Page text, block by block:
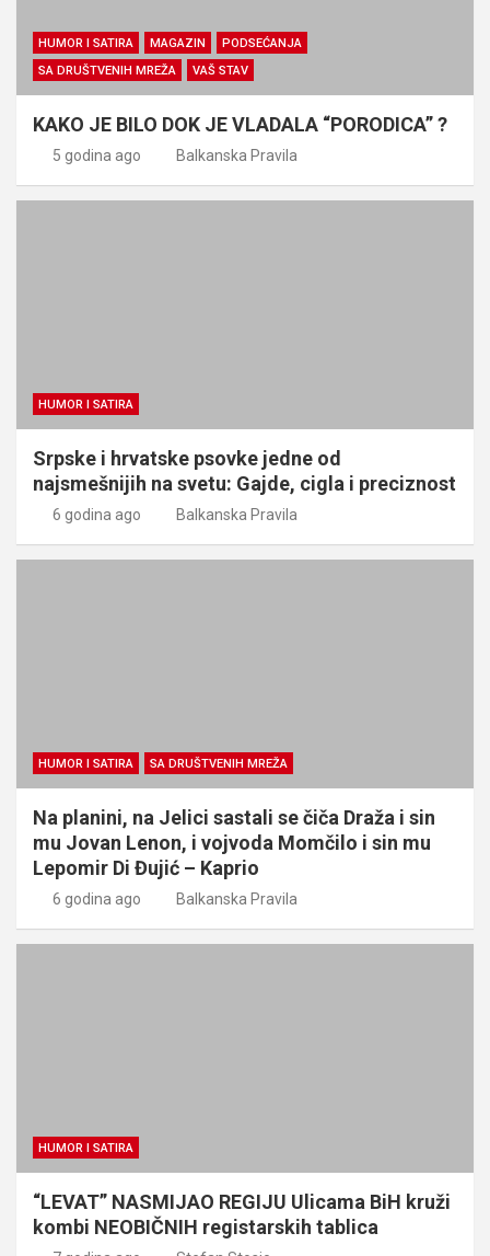
HUMOR I SATIRA MAGAZIN
PODSEĆANJA
SA DRUŠTVENIH MREŽA
VAŠ STAV
KAKO JE BILO DOK JE VLADALA “PORODICA” ?
5 godina ago Balkanska Pravila
HUMOR I SATIRA
Srpske i hrvatske psovke jedne od
najsmešnijih na svetu: Gajde, cigla i preciznost
6 godina ago Balkanska Pravila
HUMOR I SATIRA SA DRUŠTVENIH MREŽA
Na planini, na Jelici sastali se čiča Draža i sin
mu Jovan Lenon, i vojvoda Momčilo i sin mu
Lepomir Di Đujić – Kaprio
6 godina ago Balkanska Pravila
HUMOR I SATIRA
“LEVAT” NASMIJAO REGIJU Ulicama BiH kruži
kombi NEOBIČNIH registarskih tablica